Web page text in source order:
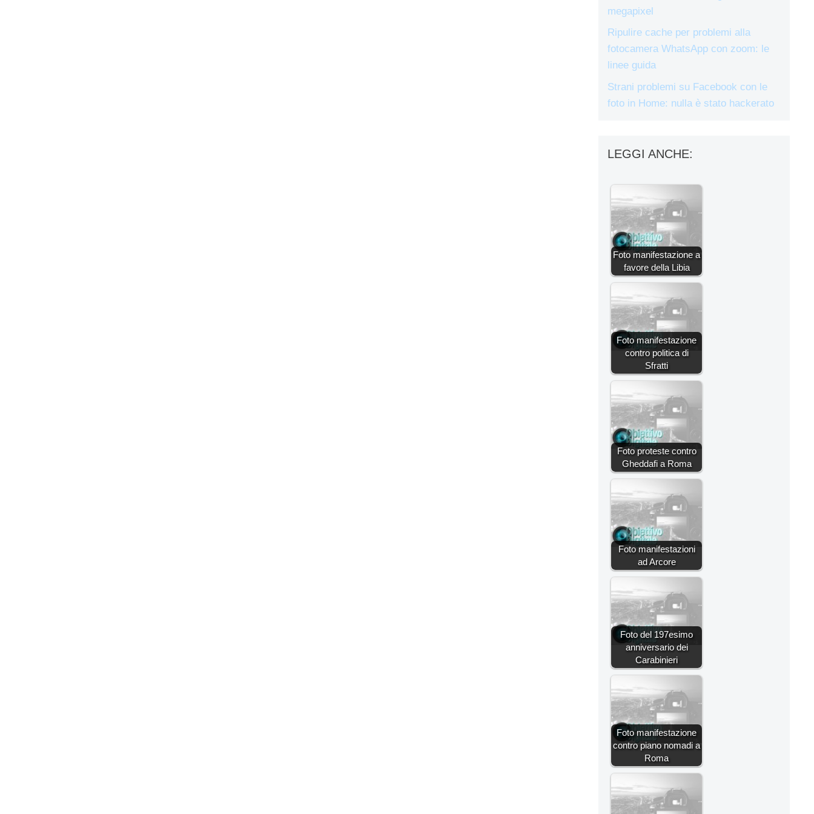
megapixel
Ripulire cache per problemi alla
fotocamera WhatsApp con zoom: le
linee guida
Strani problemi su Facebook con le
foto in Home: nulla è stato hackerato
LEGGI ANCHE:
Foto manifestazione a
favore della Libia
Foto manifestazione
contro politica di
Sfratti
Foto proteste contro
Gheddafi a Roma
Foto manifestazioni
ad Arcore
Foto del 197esimo
anniversario dei
Carabinieri
Foto manifestazione
contro piano nomadi a
Roma